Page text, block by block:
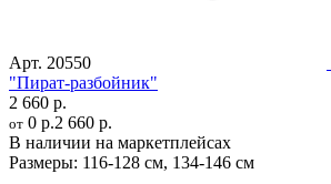
Арт. 20550
"Пират-разбойник"
2 660 р.
от 0 р.2 660 р.
В наличии на маркетплейсах
Размеры: 116-128 см, 134-146 см